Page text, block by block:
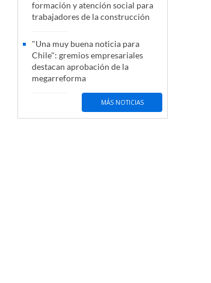
formación y atención social para
trabajadores de la construcción
"Una muy buena noticia para
Chile": gremios empresariales
destacan aprobación de la
megarreforma
MÁS NOTICIAS